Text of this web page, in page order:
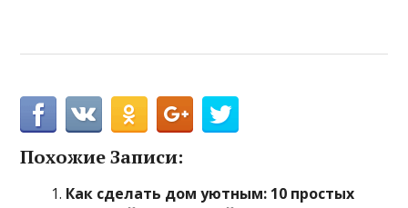
Похожие Записи:
Как сделать дом уютным: 10 простых